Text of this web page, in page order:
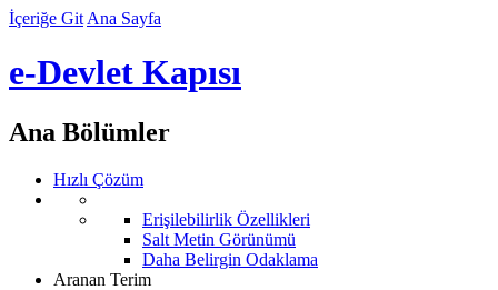
İçeriğe Git Ana Sayfa
e-Devlet Kapısı
Ana Bölümler
Hızlı Çözüm
Erişilebilirlik Özellikleri
Salt Metin Görünümü
Daha Belirgin Odaklama
Aranan Terim